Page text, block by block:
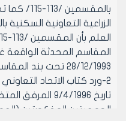
المقاسم المحدثة الواقعة
28/12/1993 تحت بند المقاسم غير الموزعة.
تاريخ 9/4/1996
الجمعيتين المذكورتين